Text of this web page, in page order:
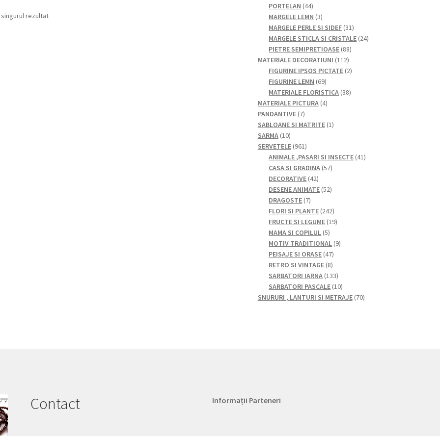
rezultat
produse
PORTELAN 4444
de
produse
MARGELE LEMN 33
produse
MARGELE PERLE SI SIDEF 3131
de
MARGELE STICLA SI CRISTALE 2424
PIETRE SEMIPRETIOASE 8888
produse
MATERIALE DECORATIUNI 112112
produse
FIGURINE IPSOS PICTATE 22
FIGURINE LEMN 6969
de
produse
MATERIALE FLORISTICA 3838
MATERIALE PICTURA 44
PANDANTIVE 77
produse
SABLOANE SI MATRITE 11
SARMA 1010
produse
SERVETELE 961961
de
produse
ANIMALE ,PASARI SI INSECTE 4141
CASA SI GRADINA 5757
produse
DECORATIVE 4242
de
DESENE ANIMATE 5252
produse
DRAGOSTE 77
produse
FLORI SI PLANTE 242242
de
FRUCTE SI LEGUME 1919
MAMA SI COPILUL 55
produse
MOTIV TRADITIONAL 99
PEISAJE SI ORASE 4747
de
produse
RETRO SI VINTAGE 88
produse
SARBATORI IARNA 133133
de
produse
SARBATORI PASCALE 1010
produse
SNURURI , LANTURI SI METRAJE 7070
Contact Informații Parteneri